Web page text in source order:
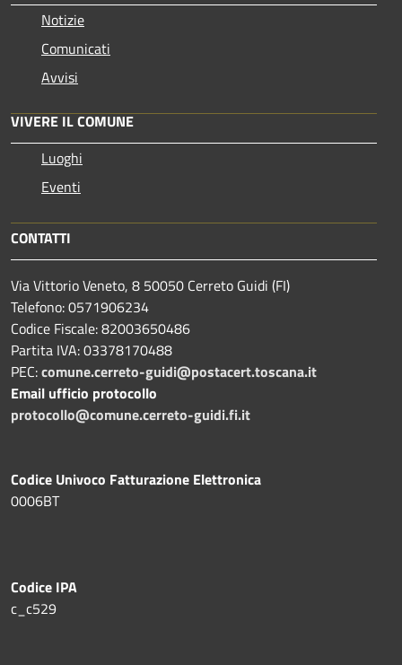
Notizie
Comunicati
Avvisi
VIVERE IL COMUNE
Luoghi
Eventi
CONTATTI
Via Vittorio Veneto, 8 50050 Cerreto Guidi (FI)
Telefono: 0571906234
Codice Fiscale: 82003650486
Partita IVA: 03378170488
PEC:comune.cerreto-guidi@postacert.toscana.it
Email ufficio protocollo
protocollo@comune.cerreto-guidi.fi.it
Codice Univoco Fatturazione Elettronica
0006BT
Codice IPA
c_c529